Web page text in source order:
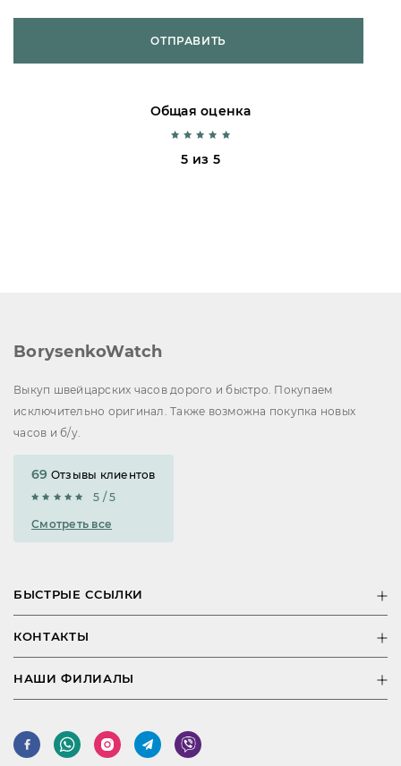
ОТПРАВИТЬ
Общая оценка
5 из 5
BorysenkoWatch
Выкуп швейцарских часов дорого и быстро. Покупаем
исключительно оригинал. Также возможна покупка новых
часов и б/у.
69 Отзывы клиентов
5 / 5
Смотреть все
БЫСТРЫЕ ССЫЛКИ
КОНТАКТЫ
НАШИ ФИЛИАЛЫ